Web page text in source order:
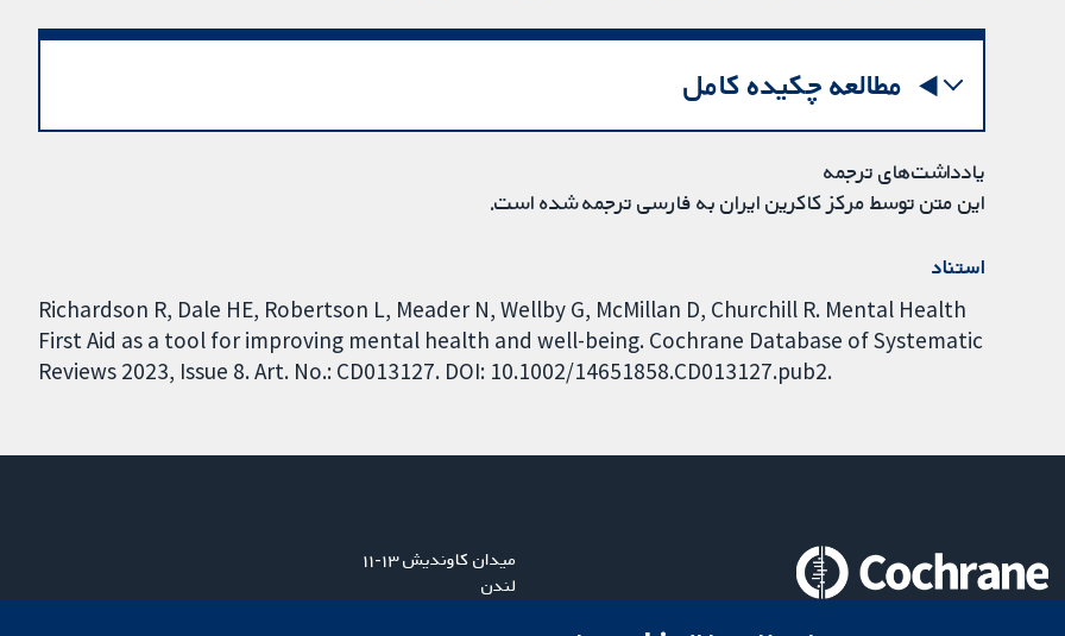
مطالعه چکیده کامل
یادداشت‌های ترجمه
این متن توسط مرکز کاکرین ایران به فارسی ترجمه شده است.
استناد
Richardson R, Dale HE, Robertson L, Meader N, Wellby G, McMillan D, Churchill R. Mental Health
First Aid as a tool for improving mental health and well-being. Cochrane Database of Systematic
Reviews 2023, Issue 8. Art. No.: CD013127. DOI: 10.1002/14651858.CD013127.pub2.
میدان کاوندیش ۱۳-۱۱
لندن